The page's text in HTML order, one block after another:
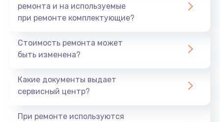
ремонта и на используемые
при ремонте комплектующие?
Стоимость ремонта может
быть изменена?
Какие документы выдает
сервисный центр?
При ремонте используются